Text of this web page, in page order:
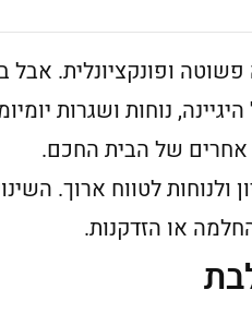
ופונקציונלית. אבל
נוחות ושגרות
אחרים של הבית החכם.
לטווח ארוך.
או הזדקנות.